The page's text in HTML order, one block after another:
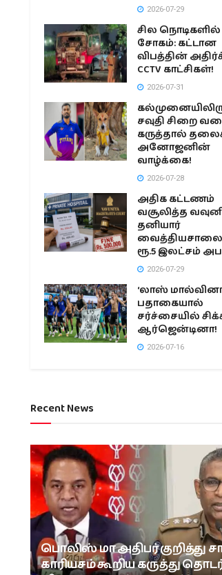
2026-07-29
சில
சோகம்: கட்டான
விபத்தின்
CCTV காட்சிகள்!
2026-07-31
சவுதி சிறை
கருத்தால்
அனோஜனின்
வாழ்க்கை!
2026-07-28
அதிக கட்டணம்
வசூலித்த
தனியார்
ரூ.5 இலட்சம்
2026-07-29
‘லாஸ்
பதாகையால்
சர்ச்சையில்
ஆர்ஜென்டினா!
2026-07-16
Recent News
பொலிஸ் மா அதிபர் குறித்து
காரியசம் கூறிய கருத்து